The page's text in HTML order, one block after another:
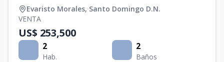
Evaristo Morales, Santo Domingo D.N.
VENTA
US$ 253,500
2
Hab.
2
Baños